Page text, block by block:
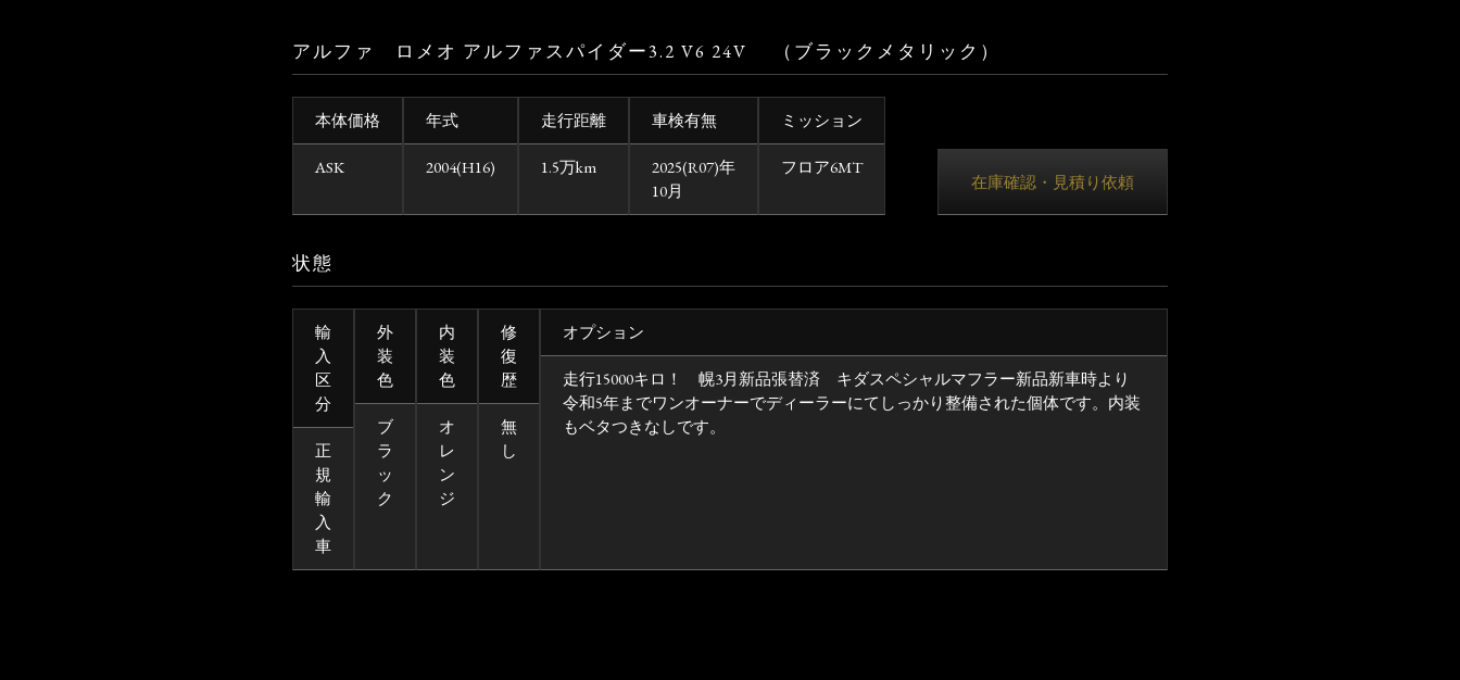
アルファ ロメオ アルファスパイダー3.2 V6 24V （ブラックメタリック）
本体価格
ASK
年式
2004(H16)
走行距離
1.5万km
車検有無
2025(R07)年
10月
ミッション
フロア6MT
在庫確認・見積り依頼
状態
輸
入
区
分
正
規
輸
入
車
外
装
色
ブ
ラ
ッ
ク
内
装
色
オ
レ
ン
ジ
修
復
歴
無
し
オプション
走行15000キロ！ 幌3月新品張替済 キダスペシャルマフラー新品新車時より
令和5年までワンオーナーでディーラーにてしっかり整備された個体です。内装
もベタつきなしです。